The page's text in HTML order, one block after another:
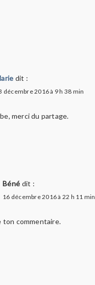
dit :
décembre 2016 à 9 h 38 min
merci du partage.
Béné dit :
16 décembre 2016 à 22 h 11 min
ton commentaire.